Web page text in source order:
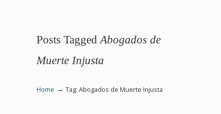
Posts Tagged Abogados de
Muerte Injusta
Home → Tag: Abogados de Muerte Injusta